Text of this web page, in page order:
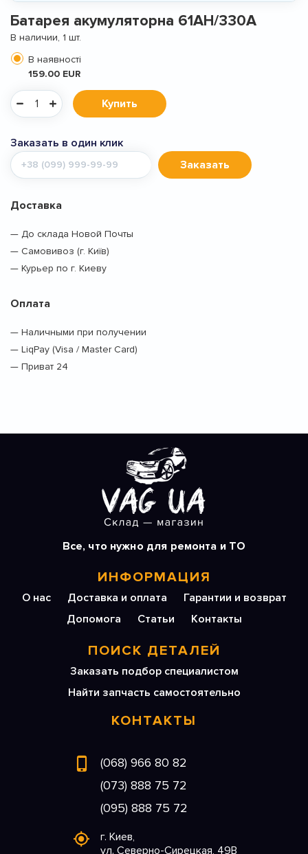
Батарея акумуляторна 61АН/330А
В наличии, 1 шт.
В наявності
159.00 EUR
Купить
Заказать в один клик
Мобильный
телефон
Заказать
Доставка
— До склада Новой Почты
— Самовивоз (г. Київ)
— Курьер по г. Киеву
Оплата
— Наличными при получении
— LiqPay (Visa / Master Card)
— Приват 24
Все, что нужно для ремонта и ТО
ИНФОРМАЦИЯ
О нас Доставка и оплата
Гарантии и возврат
Допомога
Статьи Контакты
ПОИСК ДЕТАЛЕЙ
Заказать подбор специалистом
Найти запчасть самостоятельно
КОНТАКТЫ
(068) 966 80 82
(073) 888 75 72
(095) 888 75 72
г. Киев,
ул. Северно-Сирецкая, 49В